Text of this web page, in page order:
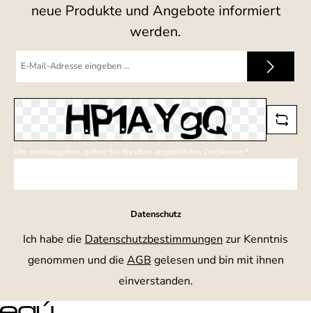
neue Produkte und Angebote informiert
werden.
Mail-
Um weiterzugehen, geben Sie die oben abgebildeten Zeichen ein *
Datenschutz
Ich habe die Datenschutzbestimmungen zur Kenntnis
genommen und die AGB gelesen und bin mit ihnen
einverstanden.